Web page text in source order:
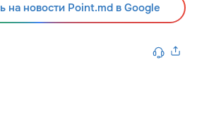
на новости Point.md в Google